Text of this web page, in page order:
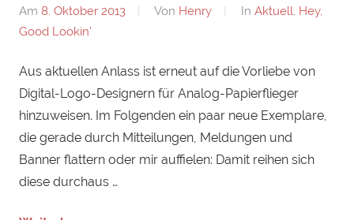
Am 8. Oktober 2013 Von Henry In Aktuell, Hey,
Good Lookin'
Aus aktuellen Anlass ist erneut auf die Vorliebe von
Digital-Logo-Designern für Analog-Papierflieger
hinzuweisen. Im Folgenden ein paar neue Exemplare,
die gerade durch Mitteilungen, Meldungen und
Banner flattern oder mir auffielen: Damit reihen sich
diese durchaus …